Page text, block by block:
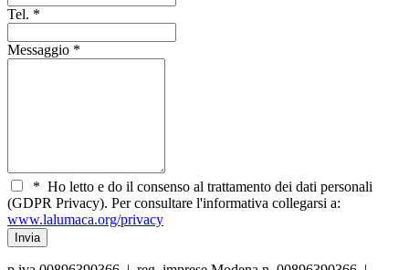
Tel. *
Messaggio *
* Ho letto e do il consenso al trattamento dei dati personali
(GDPR Privacy). Per consultare l'informativa collegarsi a:
www.lalumaca.org/privacy